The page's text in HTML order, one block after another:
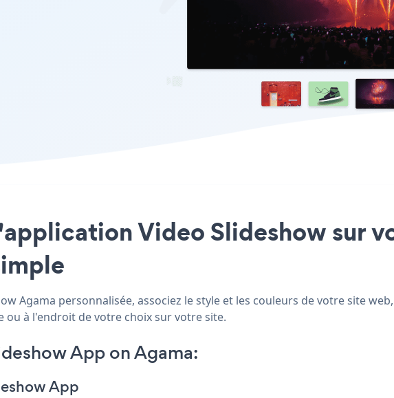
Video Slideshow sur
Agama personnalisée, associez le style et les couleurs de votre site
ou à l'endroit de votre choix sur votre site.
App on Agama:
App